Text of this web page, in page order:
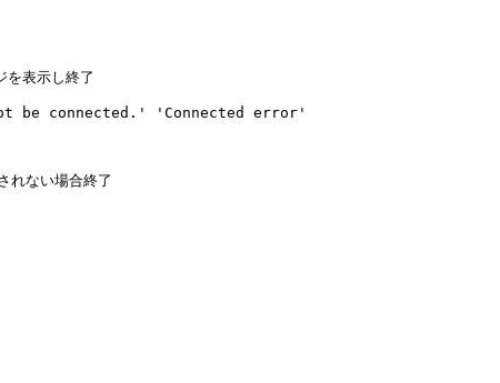
表示し終了
be connected.' 'Connected error'
ない場合終了